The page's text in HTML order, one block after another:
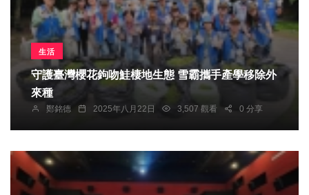
生活
守護臺灣櫻花鉤吻鮭棲地生態 雪霸攜手產學移除外
來種
鄭銘德 2025年八月22日 3,507 觀看 0 分享